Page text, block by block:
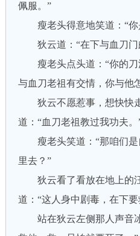
佩服。”
瘦老头得意地笑道：“你
狄云道：“在下与血刀门
瘦老头点头道：“你的刀
与血刀老祖有交情，你与他
狄云不愿惹事，想快快
道：“血刀老祖教过我功夫。
瘦老头笑道：“那咱们是
里去？”
狄云看了看放在地上的汪
道：“这人身中剧毒，在下
站在狄云左侧那人声音冰